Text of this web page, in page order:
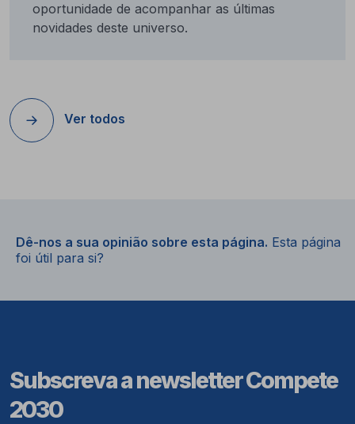
oportunidade de acompanhar as últimas
novidades deste universo.
Ver todos
Dê-nos a sua opinião sobre esta página. Esta página
foi útil para si?
Subscreva a newsletter Compete
2030